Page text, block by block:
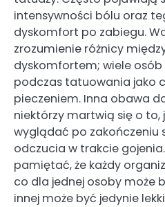
intensywności bólu oraz
dyskomfort po zabiegu.
zrozumienie różnicy
dyskomfortem; wiele osób
podczas tatuowania jako
pieczeniem. Inna obawa
niektórzy martwią się o to,
wyglądać po zakończeniu
odczucia w trakcie
pamiętać, że każdy
co dla jednej osoby może
innej może być jedynie